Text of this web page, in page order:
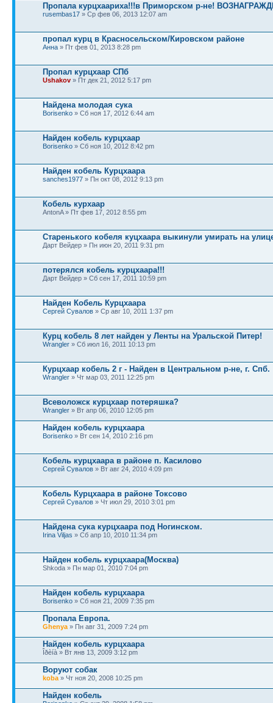
Пропала курцхаариха!!!в Приморском р-не!
rusembas17 » Ср фев 06, 2013 12:07 am
пропал курц в Красносельском/Кировском районе
Анна » Пт фев 01, 2013 8:28 pm
Пропал курцхаар СПб
Ushakov » Пт дек 21, 2012 5:17 pm
Найдена молодая сука
Borisenko » Сб ноя 17, 2012 6:44 am
Найден кобель курцхаар
Borisenko » Сб ноя 10, 2012 8:42 pm
Найден кобель Курцхаара
sanches1977 » Пн окт 08, 2012 9:13 pm
Кобель курхаар
AntonA » Пт фев 17, 2012 8:55 pm
Старенького кобеля куцхаара выкинули умирать на
Дарт Вейдер » Пн июн 20, 2011 9:31 pm
потерялся кобель курцхаара!!!
Дарт Вейдер » Сб сен 17, 2011 10:59 pm
Найден Кобель Курцхаара
Сергей Сувалов » Ср авг 10, 2011 1:37 pm
Курц кобель 8 лет найден у Ленты на Уральской Питер!
Wrangler » Сб июл 16, 2011 10:13 pm
Курцхаар кобель 2 г - Найден в Центральном р-не, г. Спб.
Wrangler » Чт мар 03, 2011 12:25 pm
Всеволожск курцхаар потеряшка?
Wrangler » Вт апр 06, 2010 12:05 pm
Найден кобель курцхаара
Borisenko » Вт сен 14, 2010 2:16 pm
Кобель курцхаара в районе п. Касилово
Сергей Сувалов » Вт авг 24, 2010 4:09 pm
Кобель Курцхаара в районе Токсово
Сергей Сувалов » Чт июл 29, 2010 3:01 pm
Найдена сука курцхаара под Ногинском.
Irina Viljas » Сб апр 10, 2010 11:34 pm
Найден кобель курцхаара(Москва)
Shkoda » Пн мар 01, 2010 7:04 pm
Найден кобель курцхаара
Borisenko » Сб ноя 21, 2009 7:35 pm
Пропала Европа.
Ghenya » Пн авг 31, 2009 7:24 pm
Найден кобель курцхаара
Îðèíà » Вт янв 13, 2009 3:12 pm
Воруют собак
koba » Чт ноя 20, 2008 10:25 pm
Найден кобель